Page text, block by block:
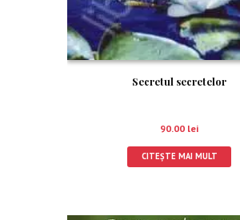
Secretul secretelor
90.00 lei
CITEȘTE MAI MULT